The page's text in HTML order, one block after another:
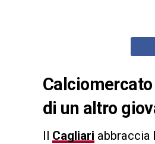
di un altro
Il Cagliari abbraccia